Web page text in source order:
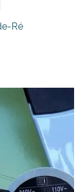
Ré